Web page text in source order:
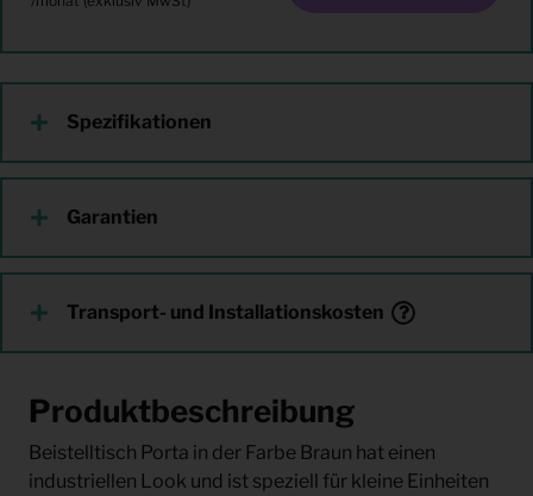
Spezifikationen
Garantien
Transport- und Installationskosten
Produktbeschreibung
Beistelltisch Porta in der Farbe Braun hat einen
industriellen Look und ist speziell für kleine Einheiten